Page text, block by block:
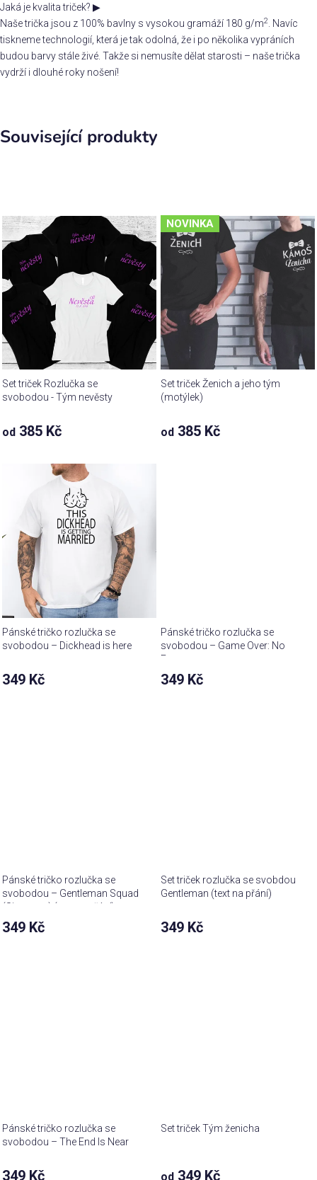
Jaká je kvalita triček? ▶
Naše trička jsou z 100% bavlny s vysokou gramáží 180 g/m2
. Navíc
tiskneme technologií, která je tak odolná, že i po několika vypráních
budou barvy stále živé. Takže si nemusíte dělat starosti – naše trička
vydrží i dlouhé roky nošení!
Související produkty
Set triček Rozlučka se
svobodou - Tým nevěsty
od 385 Kč
NOVINKA
Set triček Ženich a jeho tým
(motýlek)
od 385 Kč
Pánské tričko rozlučka se
svobodou – Dickhead is here
349 Kč
Pánské tričko rozlučka se
svobodou – Game Over: No
Escape
349 Kč
Pánské tričko rozlučka se
svobodou – Gentleman Squad
(Signature) (text na přání)
349 Kč
Set triček rozlučka se svobdou
Gentleman (text na přání)
349 Kč
Pánské tričko rozlučka se
svobodou – The End Is Near
349 Kč
Set triček Tým ženicha
od 349 Kč